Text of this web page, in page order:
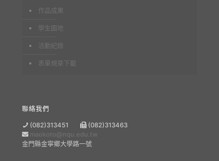
作品成果
學生園地
活動紀錄
表單規章下載
聯絡我們
(082)313451
(082)313463
maokoto@nqu.edu.tw
金門縣金寧鄉大學路一號